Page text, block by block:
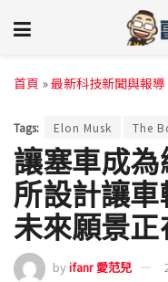
首頁 »最新科技新聞與報導
Tags: Elon Musk The
讓塞車成
所設計讓
未來願景
byifanr 愛范兒